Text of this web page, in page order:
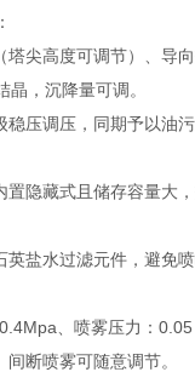
塔尖高度可调节）、导
晶，沉降量可调。
稳压调压，同期予以油
置隐藏式且储存容量大
英盐水过滤元件，避免
、喷雾压力：0.05
断喷雾可随意调节。